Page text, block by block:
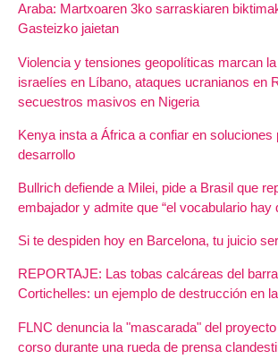
Araba: Martxoaren 3ko sarraskiaren
Gasteizko jaietan
Violencia y tensiones geopolíticas marcan
israelíes en Líbano, ataques ucranianos en
secuestros masivos en Nigeria
Kenya insta a África a confiar en soluciones
desarrollo
Bullrich defiende a Milei, pide a Brasil que
embajador y admite que “el vocabulario hay
Si te despiden hoy en Barcelona, tu juicio
REPORTAJE: Las tobas calcáreas del
Cortichelles: un ejemplo de destrucción en
FLNC denuncia la "mascarada" del
corso durante una rueda de prensa